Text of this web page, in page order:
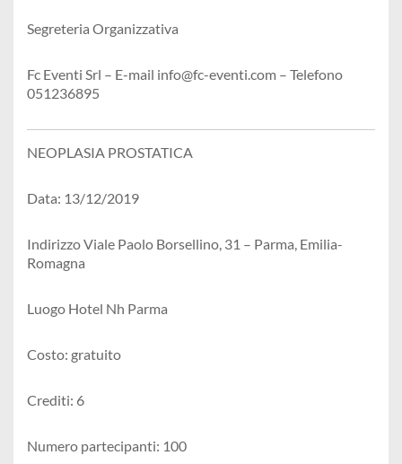
Segreteria Organizzativa
Fc Eventi Srl – E-mail info@fc-eventi.com – Telefono
051236895
NEOPLASIA PROSTATICA
Data: 13/12/2019
Indirizzo Viale Paolo Borsellino, 31 – Parma, Emilia-
Romagna
Luogo Hotel Nh Parma
Costo: gratuito
Crediti: 6
Numero partecipanti: 100